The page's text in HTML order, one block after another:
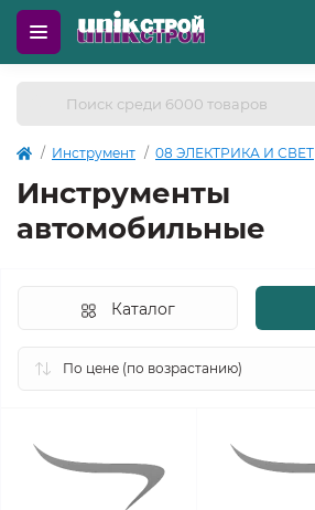
Инструмент 08 ЭЛЕКТРИКА И СВЕТ
Инструменты
автомобильные
Каталог